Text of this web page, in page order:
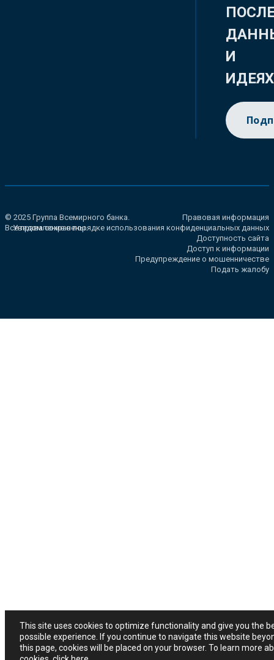
И
ИДЕЯХ
© 2025 Группа Всемирного банка.
Все права сохранены.
Правовая информация
Уведомление о порядке использования конфиденциальных данных
Доступность сайта
Доступ к информации
Предупреждение о мошенничестве
Подать жалобу
This site uses cookies to optimize functionality and give you the
possible experience. If you continue to navigate this website
this page, cookies will be placed on your browser. To learn more